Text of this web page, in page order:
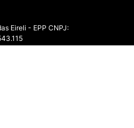
Eireli - EPP CNPJ: